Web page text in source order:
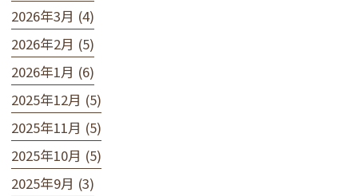
2026年3月 (4)
2026年2月 (5)
2026年1月 (6)
2025年12月 (5)
2025年11月 (5)
2025年10月 (5)
2025年9月 (3)